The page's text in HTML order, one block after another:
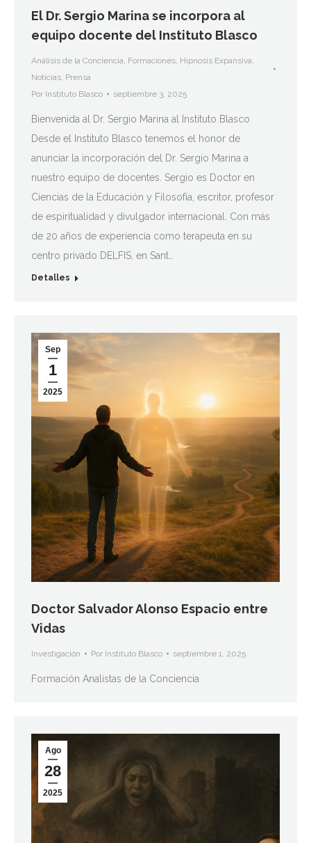
El Dr. Sergio Marina se incorpora al
equipo docente del Instituto Blasco
Análisis de la Conciencia, Formaciones, Hipnosis Expansiva,
Noticias, Prensa
Por Instituto Blasco septiembre 3, 2025
Bienvenida al Dr. Sergio Marina al Instituto Blasco
Desde el Instituto Blasco tenemos el honor de
anunciar la incorporación del Dr. Sergio Marina a
nuestro equipo de docentes. Sergio es Doctor en
Ciencias de la Educación y Filosofía, escritor, profesor
de espiritualidad y divulgador internacional. Con más
de 20 años de experiencia como terapeuta en su
centro privado DELFIS, en Sant…
Detalles
Sep
1
2025
Doctor Salvador Alonso Espacio entre
Vidas
Investigación Por Instituto Blasco septiembre 1, 2025
Formación Analistas de la Conciencia
Ago
28
2025